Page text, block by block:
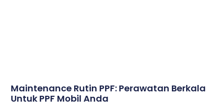
Maintenance Rutin PPF: Perawatan Berkala
Untuk PPF Mobil Anda